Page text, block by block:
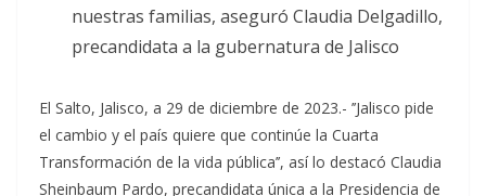
nuestras familias, aseguró Claudia Delgadillo,
precandidata a la gubernatura de Jalisco
El Salto, Jalisco, a 29 de diciembre de 2023.- ’’Jalisco pide
el cambio y el país quiere que continúe la Cuarta
Transformación de la vida pública’’, así lo destacó Claudia
Sheinbaum Pardo, precandidata única a la Presidencia de